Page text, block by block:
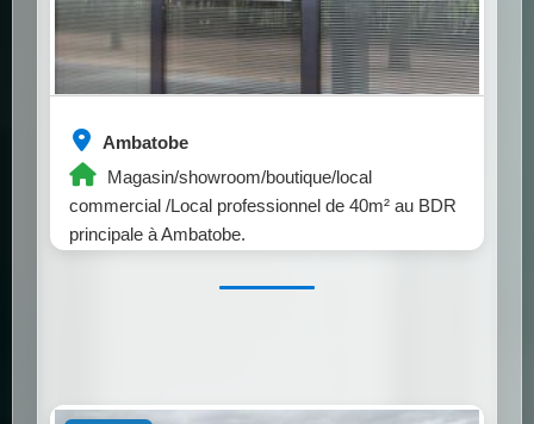
Ambatobe
Magasin/showroom/boutique/local
commercial /Local professionnel de 40m² au BDR
principale à Ambatobe.